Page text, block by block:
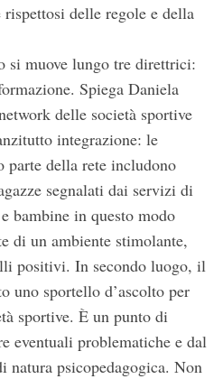
delle regole e della
si muove lungo tre direttrici:
Spiega Daniela
delle società sportive
integrazione: le
parte della rete includono
segnalati dai servizi di
bambine in questo modo
di un ambiente stimolante,
positivi. In secondo luogo, il
uno sportello d’ascolto per
sportive. È un punto di
eventuali problematiche e dal
natura psicopedagogica. Non